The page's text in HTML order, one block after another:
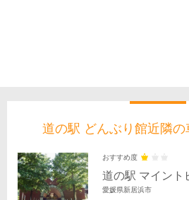
道の駅 どんぶり館近隣の
おすすめ度
道の駅 マイント
愛媛県新居浜市